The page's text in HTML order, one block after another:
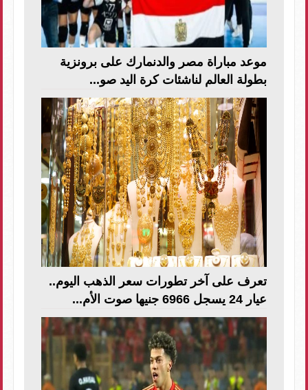
موعد مباراة مصر والدنمارك على برونزية
بطولة العالم لناشئات كرة اليد صو...
تعرف على آخر تطورات سعر الذهب اليوم..
عيار 24 يسجل 6966 جنيها صوت الأم...